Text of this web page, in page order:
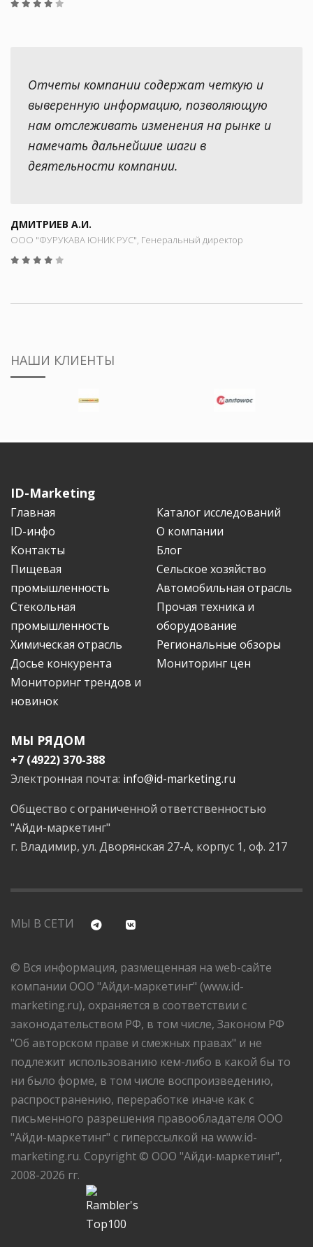
Отчеты компании содержат четкую и
выверенную информацию, позволяющую
нам отслеживать изменения на рынке и
намечать дальнейшие шаги в
деятельности компании.
ДМИТРИЕВ А.И.
ООО "ФУРУКАВА ЮНИК РУС", Генеральный директор
НАШИ КЛИЕНТЫ
ID-Marketing
Главная
Каталог исследований
ID-инфо
О компании
Контакты
Блог
Пищевая
промышленность
Сельское хозяйство
Автомобильная отрасль
Стекольная
промышленность
Прочая техника и
оборудование
Химическая отрасль
Региональные обзоры
Досье конкурента
Мониторинг цен
Мониторинг трендов и
новинок
МЫ РЯДОМ
+7 (4922) 370-388
Электронная почта: info@id-marketing.ru
Общество с ограниченной ответственностью
"Айди-маркетинг"
г. Владимир, ул. Дворянская 27-А, корпус 1, оф. 217
МЫ В СЕТИ
© Вся информация, размещенная на web-сайте
компании ООО "Айди-маркетинг" (www.id-
marketing.ru), охраняется в соответствии с
законодательством РФ, в том числе, Законом РФ
"Об авторском праве и смежных правах" и не
подлежит использованию кем-либо в какой бы то
ни было форме, в том числе воспроизведению,
распространению, переработке иначе как с
письменного разрешения правообладателя ООО
"Айди-маркетинг" с гиперссылкой на www.id-
marketing.ru. Copyright © ООО "Айди-маркетинг",
2008-2026 гг.